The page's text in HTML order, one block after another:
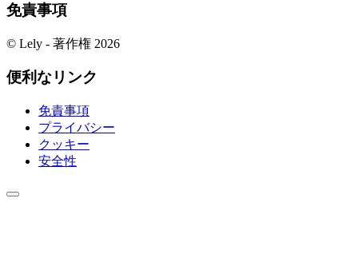
免責事項
© Lely - 著作権 2026
便利なリンク
免責事項
プライバシー
クッキー
安全性